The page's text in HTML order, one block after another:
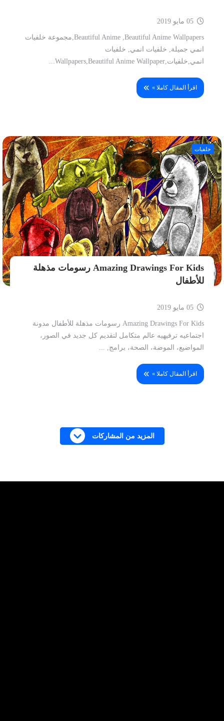
Beautiful Anime ,Beautiful Anime Wallpapers,مجموعة خلفيات
انمي جميلة, خلفيات انمي, خلفيات
انمي,خلفيات,Wallpapers,Beautiful Anime Wallpaper...
اقرأ المقال كاملا »
خلفيات
Amazing Drawings For Kids رسومات مذهلة
للأطفال
Amazing Drawings For Kids رسومات مذهلة للأطفال مدونة
اجتماعيه ترفيهيه عالم متكامل لتقديم كل جديد في الصور،
المواضيع، الموضة، الصحة، برامج, ...
اقرأ المقال كاملا »
المزيد من المشاركات